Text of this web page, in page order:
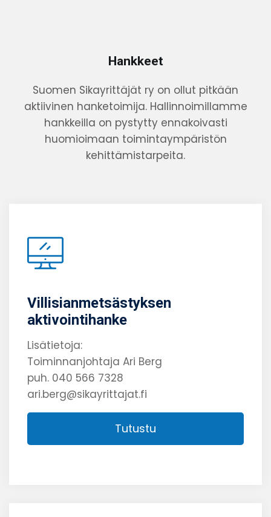
Hankkeet
Suomen Sikayrittäjät ry on ollut pitkään
aktiivinen hanketoimija. Hallinnoimillamme
hankkeilla on pystytty ennakoivasti
huomioimaan toimintaympäristön
kehittämistarpeita.
Villisianmetsästyksen
aktivointihanke
Lisätietoja:
Toiminnanjohtaja Ari Berg
puh. 040 566 7328
ari.berg@sikayrittajat.fi
Tutustu